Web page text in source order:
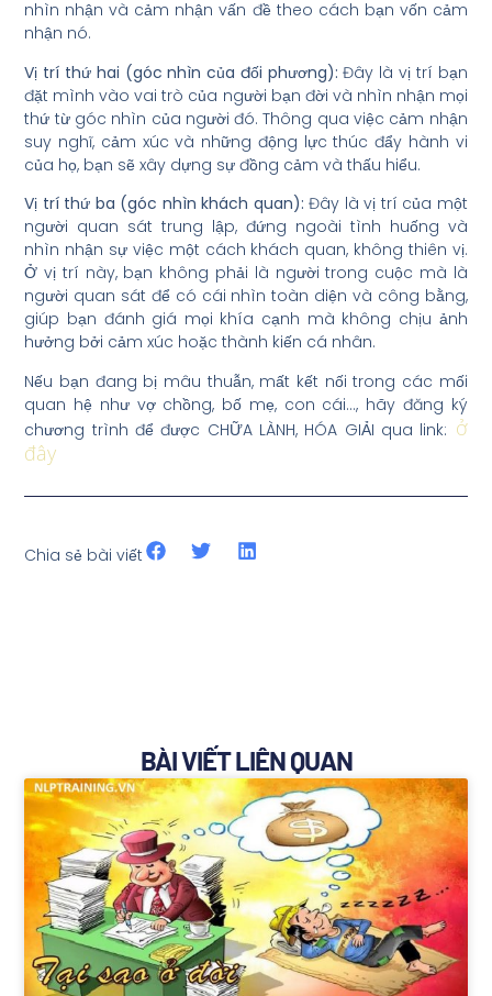
nhìn nhận và cảm nhận vấn đề theo cách bạn vốn cảm
nhận nó.
Vị trí thứ hai (góc nhìn của đối phương): Đây là vị trí bạn
đặt mình vào vai trò của người bạn đời và nhìn nhận mọi
thứ từ góc nhìn của người đó. Thông qua việc cảm nhận
suy nghĩ, cảm xúc và những động lực thúc đẩy hành vi
của họ, bạn sẽ xây dựng sự đồng cảm và thấu hiểu.
Vị trí thứ ba (góc nhìn khách quan): Đây là vị trí của một
người quan sát trung lập, đứng ngoài tình huống và
nhìn nhận sự việc một cách khách quan, không thiên vị.
Ở vị trí này, bạn không phải là người trong cuộc mà là
người quan sát để có cái nhìn toàn diện và công bằng,
giúp bạn đánh giá mọi khía cạnh mà không chịu ảnh
hưởng bởi cảm xúc hoặc thành kiến cá nhân.
Nếu bạn đang bị mâu thuẫn, mất kết nối trong các mối
quan hệ như vợ chồng, bố mẹ, con cái…, hãy đăng ký
chương trình để được CHỮA LÀNH, HÓA GIẢI qua link: ở
đây
Chia sẻ bài viết
BÀI VIẾT LIÊN QUAN